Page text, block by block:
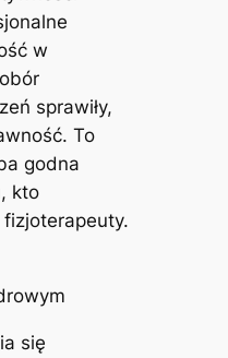
w
sprawiły,
To
godna
kto
się